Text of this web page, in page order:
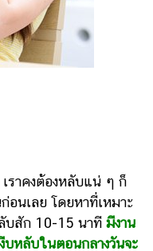
าคงต้องหลับแน่ ๆ ก็
อนเลย โดยหาที่เหมาะ
บสัก 10-15 นาที มีงาน
บหลับในตอนกลางวันจะ